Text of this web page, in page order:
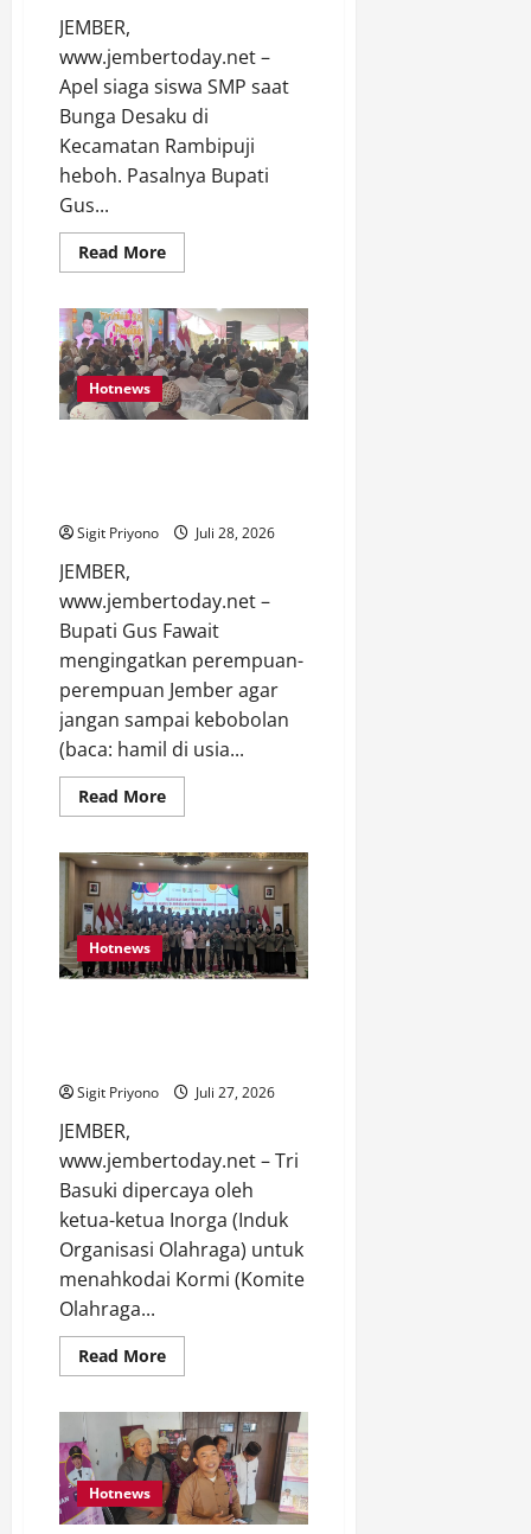
JEMBER,
www.jembertoday.net –
Apel siaga siswa SMP saat
Bunga Desaku di
Kecamatan Rambipuji
heboh. Pasalnya Bupati
Gus...
Read MoreRead
more
Siaga
Siswa
SMP
di
Rambipuji
Heboh,
Gus
Hotnews
Sigit Priyono Juli 28, 2026
JEMBER,
www.jembertoday.net –
Bupati Gus Fawait
mengingatkan perempuan-
perempuan Jember agar
jangan sampai kebobolan
(baca: hamil di usia...
Read MoreRead
more
Gus
Fawait
Ingatkan
Perempuan
Jember,
Jangan
Sampai
Kebobolan!
Hotnews
Sigit Priyono Juli 27, 2026
JEMBER,
www.jembertoday.net – Tri
Basuki dipercaya oleh
ketua-ketua Inorga (Induk
Organisasi Olahraga) untuk
menahkodai Kormi (Komite
Olahraga...
Read MoreRead
more
Basuki
Nahkodai
KORMI
Jember,
Siap
Jadi
Tuan
Hotnews